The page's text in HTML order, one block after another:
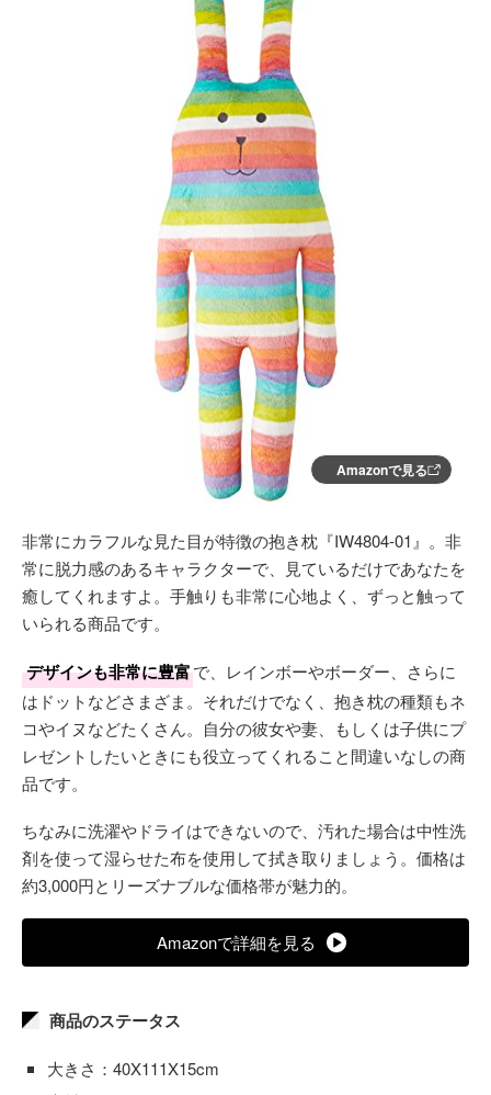
Amazonで見る
非常にカラフルな見た目が特徴の抱き枕『IW4804-01』。非
常に脱力感のあるキャラクターで、見ているだけであなたを
癒してくれますよ。手触りも非常に心地よく、ずっと触って
いられる商品です。
デザインも非常に豊富で、レインボーやボーダー、さらに
はドットなどさまざま。それだけでなく、抱き枕の種類もネ
コやイヌなどたくさん。自分の彼女や妻、もしくは子供にプ
レゼントしたいときにも役立ってくれること間違いなしの商
品です。
ちなみに洗濯やドライはできないので、汚れた場合は中性洗
剤を使って湿らせた布を使用して拭き取りましょう。価格は
約3,000円とリーズナブルな価格帯が魅力的。
Amazonで詳細を見る
商品のステータス
大きさ：40X111X15cm